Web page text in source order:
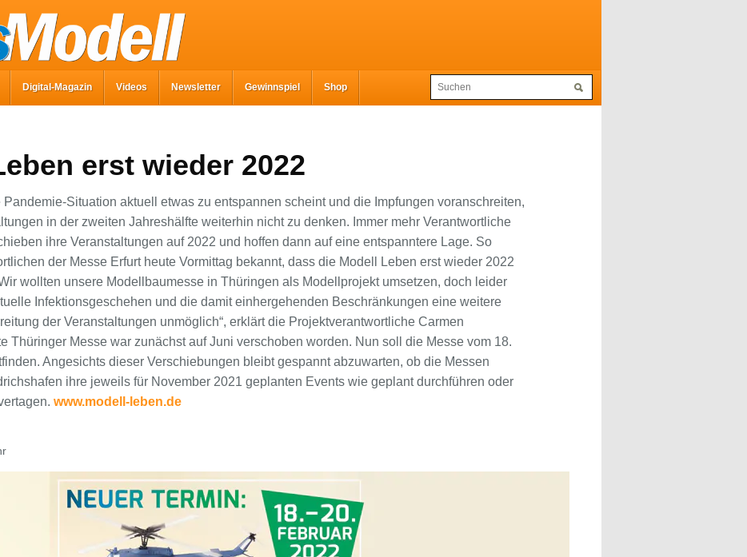
Digital-Magazin Videos Newsletter Gewinnspiel Shop
erst wieder 2022
Situation aktuell etwas zu entspannen scheint und die Impfungen voranschreiten,
in der zweiten Jahreshälfte weiterhin nicht zu denken. Immer mehr Verantwortliche
ihre Veranstaltungen auf 2022 und hoffen dann auf eine entspanntere Lage. So
der Messe Erfurt heute Vormittag bekannt, dass die Modell Leben erst wieder 2022
wollten unsere Modellbaumesse in Thüringen als Modellprojekt umsetzen, doch leider
Infektionsgeschehen und die damit einhergehenden Beschränkungen eine weitere
der Veranstaltungen unmöglich“, erklärt die Projektverantwortliche Carmen
Thüringer Messe war zunächst auf Juni verschoben worden. Nun soll die Messe vom 18.
Angesichts dieser Verschiebungen bleibt gespannt abzuwarten, ob die Messen
ihre jeweils für November 2021 geplanten Events wie geplant durchführen oder
www.modell-leben.de